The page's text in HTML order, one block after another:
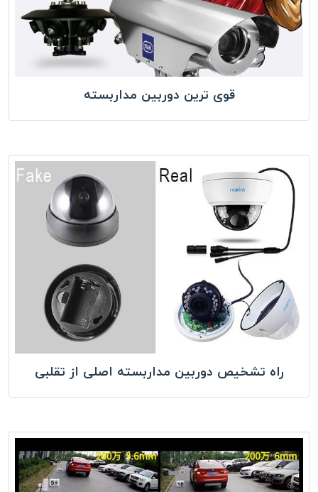
قوی ترین دوربین مداربسته
راه تشخیص دوربین مداربسته اصلی از تقلبی